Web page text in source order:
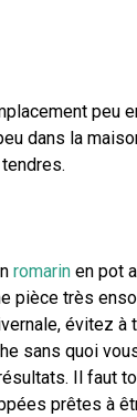
peu
dans la
romarin en pot
pièce très
évitez
sans quoi
Il faut
prêtes à